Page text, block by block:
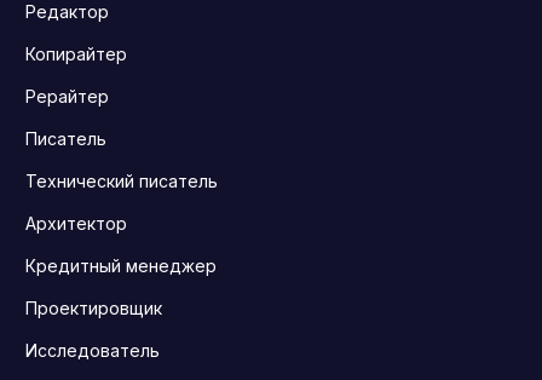
Редактор
Копирайтер
Рерайтер
Писатель
Технический писатель
Архитектор
Кредитный менеджер
Проектировщик
Исследователь